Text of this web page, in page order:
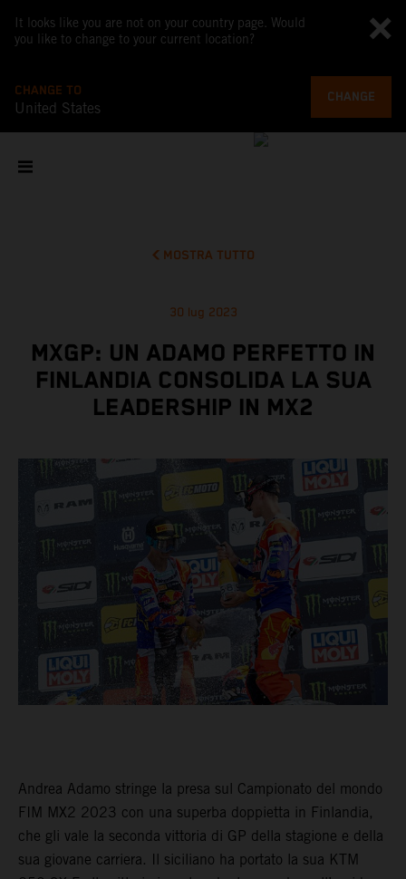
It looks like you are not on your country page. Would
you like to change to your current location?
CHANGE TO
United States
CHANGE
MOSTRA TUTTO
30 lug 2023
MXGP: UN ADAMO PERFETTO IN
FINLANDIA CONSOLIDA LA SUA
LEADERSHIP IN MX2
Andrea Adamo stringe la presa sul Campionato del mondo
FIM MX2 2023 con una superba doppietta in Finlandia,
che gli vale la seconda vittoria di GP della stagione e della
sua giovane carriera. Il siciliano ha portato la sua KTM